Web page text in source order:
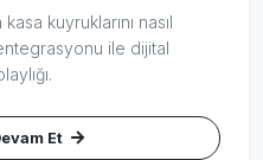
kuyruklarını nasıl
ile dijital
Et